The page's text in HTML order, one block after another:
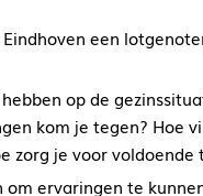
een
op de
kom je tegen? Hoe
zorg je voor voldoende
ervaringen te